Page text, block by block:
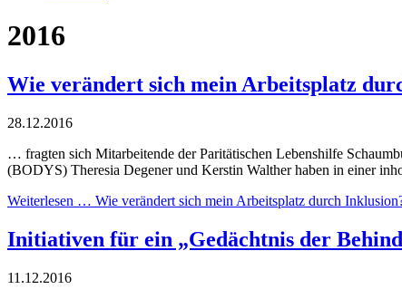
2016
Wie verändert sich mein Arbeitsplatz
28.12.2016
… fragten sich Mitarbeitende der Paritätischen Lebenshilfe
(BODYS) Theresia Degener und Kerstin Walther haben in einer
Weiterlesen … Wie verändert sich mein Arbeitsplatz durch
Initiativen für ein „Gedächtnis der
11.12.2016